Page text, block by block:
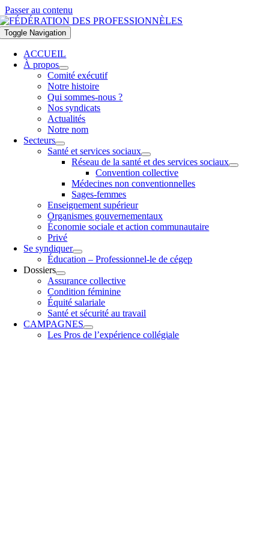
Passer au contenu
Toggle Navigation
ACCUEIL
À propos
Comité exécutif
Notre histoire
Qui sommes-nous ?
Nos syndicats
Actualités
Notre nom
Secteurs
Santé et services sociaux
Réseau de la santé et des services sociaux
Convention collective
Médecines non conventionnelles
Sages-femmes
Enseignement supérieur
Organismes gouvernementaux
Économie sociale et action communautaire
Privé
Se syndiquer
Éducation – Professionnel-le de cégep
Dossiers
Assurance collective
Condition féminine
Équité salariale
Santé et sécurité au travail
CAMPAGNES
Les Pros de l’expérience collégiale